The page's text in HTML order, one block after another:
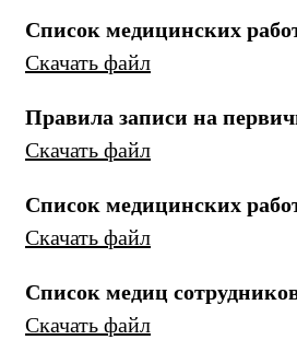
Список медицинских
Скачать файл
Правила записи на
Скачать файл
Список медицинских
Скачать файл
Список медиц
Скачать файл